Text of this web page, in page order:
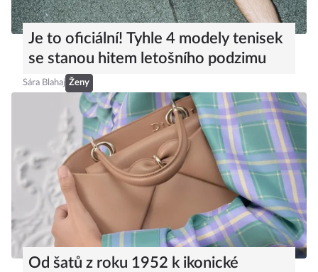
Je to oficiální! Tyhle 4 modely tenisek
se stanou hitem letošního podzimu
Sára Blahaj Ženy
Od šatů z roku 1952 k ikonické